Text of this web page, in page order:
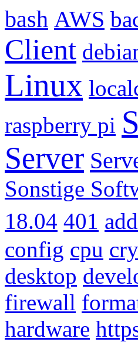
bash AWS
Client
Linux
raspberry pi
Server
Sonstige
18.04 401 add
config cpu
desktop
firewall
hardware